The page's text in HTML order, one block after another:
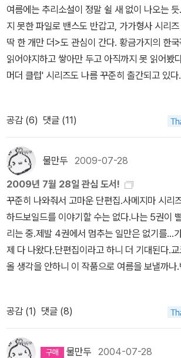
코 경찰국 검시관 클레어, 그리고 이번 소설에
유키가 클럽의 일원이다. 소설은 소송과 연쇄 살
심으로 전개되는데 소송이 어떻게 진행되고 결
인 해결 과정보다도 흥미진진하다. 연쇄 살인범
범들에 대한 응징인데 해결 과정이 좀 밋밋한
여름에는 추리소설이 정말 쉴 새 없이 나오는
지 못한 파일로 밴스도 반갑고, 가가형사 시리
딱 한 개만 더>도 관심이 간다. 황금가지의 한
읽어야지하고 쌓아만 두고 아직까지 못 읽어봤
머더 클럽' 시리즈도 나름 꾸준히 출간되고 있
책의 저자인 제임스 패터슨이 아닐까라는 생각
ZOO>만 읽어봤는데 그 때의 찝찝함이 남아 선
관심은 간다. <해변의 카프카> 이후 하루키의
>가 출간됐다. 일본에서 200만부가 넘게 팔렸
서는 어느 정도 선전을 할 지 궁금. 기존에 <해
에는 번역 때문에도 참 말이 많았는데(-_-) 이번
같은 경우에는 믿음이 가는 번역가라 기대가 된
는 책들.
공감 (6) 댓글 (11)
물만두 2009-07-28
2009년 7월 28일 관심 도서!
꾸준히 나와줘서 고마운 단편집.사메지마 시리
하드보일드를 이야기할 수는 없다.나는 5권이
리는 중.제발 4권에서 멈추는 일만은 없기를...
제 다 나왔다.단편집이라고 하니 더 기대된다.
올 생각을 안하니 이 작품으로 여름을 보낼까나
울 살인 사건이 나왔다.다 나온건가???암튼 뒤
로라지만 봐야 아는 일이니 나와서 좋다.추리력
용은 재미있을 듯 하다.히가시노 게이고때문에
을 것 같다.한국형 공포소설이 많이 나오고 있다
공감 (1) 댓글 (8)
물만두 2004-07-28